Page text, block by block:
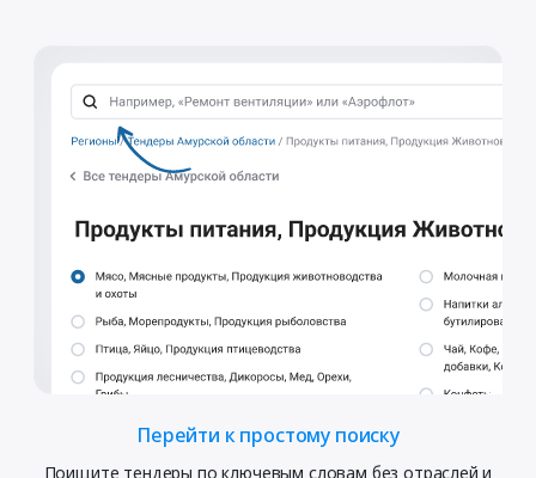
Перейти к простому поиску
Поищите тендеры по ключевым словам без отраслей и